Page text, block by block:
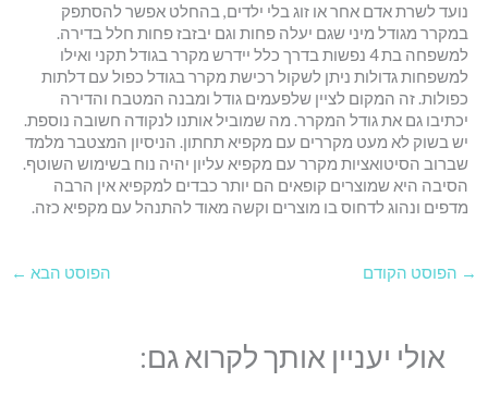
נועד לשרת אדם אחר או זוג בלי ילדים, בהחלט אפשר להסתפק
במקרר מגודל מיני שגם יעלה פחות וגם יבזבז פחות חלל בדירה.
למשפחה בת 4 נפשות בדרך כלל יידרש מקרר בגודל תקני ואילו
למשפחות גדולות ניתן לשקול רכישת מקרר בגודל כפול עם דלתות
כפולות. זה המקום לציין שלפעמים גודל ומבנה המטבח והדירה
יכתיבו גם את גודל המקרר. מה שמוביל אותנו לנקודה חשובה נוספת.
יש בשוק לא מעט מקררים עם מקפיא תחתון. הניסיון המצטבר מלמד
שברוב הסיטואציות מקרר עם מקפיא עליון יהיה נוח בשימוש השוטף.
הסיבה היא שמוצרים קופאים הם יותר כבדים למקפיא אין הרבה
מדפים ונהוג לדחוס בו מוצרים וקשה מאוד להתנהל עם מקפיא כזה.
→ הפוסט הקודם הפוסט הבא ←
אולי יעניין אותך לקרוא גם: